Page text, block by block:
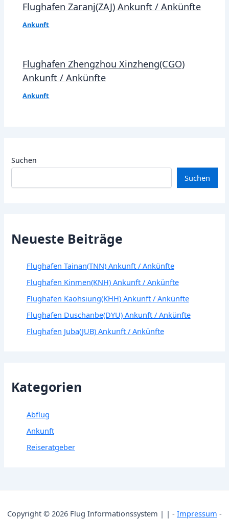
Flughafen Zaranj(ZAJ) Ankunft / Ankünfte
Ankunft
Flughafen Zhengzhou Xinzheng(CGO)
Ankunft / Ankünfte
Ankunft
Suchen
Suchen
Neueste Beiträge
Flughafen Tainan(TNN) Ankunft / Ankünfte
Flughafen Kinmen(KNH) Ankunft / Ankünfte
Flughafen Kaohsiung(KHH) Ankunft / Ankünfte
Flughafen Duschanbe(DYU) Ankunft / Ankünfte
Flughafen Juba(JUB) Ankunft / Ankünfte
Kategorien
Abflug
Ankunft
Reiseratgeber
Copyright © 2026 Flug Informationssystem | | - Impressum -